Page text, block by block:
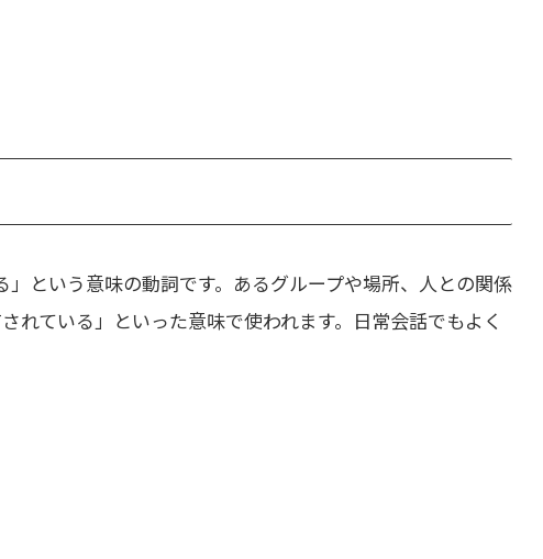
という意味の動詞です。あるグループや場所、人との関係
れている」といった意味で使われます。日常会話でもよく